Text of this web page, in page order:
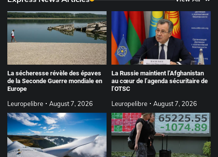
La sécheresse révèle des épaves
de la Seconde Guerre mondiale en
Europe
Leuropelibre August 7, 2026
La Russie maintient l’Afghanistan
au cœur de l’agenda sécuritaire de
l’OTSC
Leuropelibre August 7, 2026